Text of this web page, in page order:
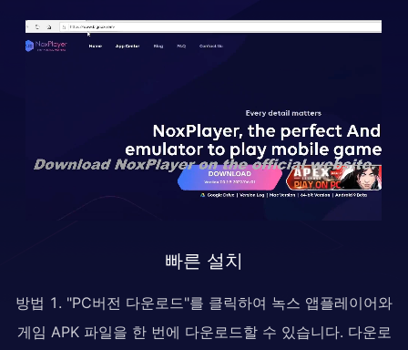
빠른 설치
방법 1. "PC버전 다운로드"를 클릭하여 녹스 앱플레이어와
게임 APK 파일을 한 번에 다운로드할 수 있습니다. 다운로